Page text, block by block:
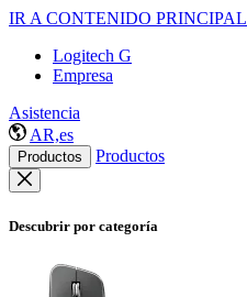
IR A CONTENIDO PRINCIPAL
Logitech G
Empresa
Asistencia
AR,es
Productos Productos
Descubrir por categoría